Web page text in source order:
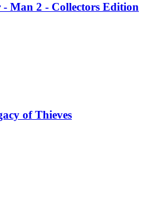
- Man 2 - Collectors Edition
of Thieves